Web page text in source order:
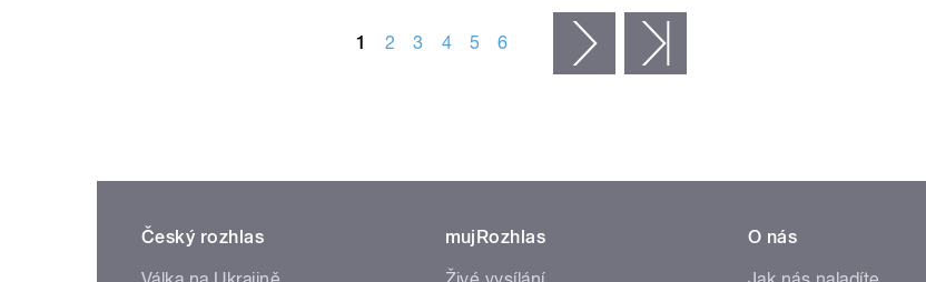
1 2 3 4 5 6 následující ›
Český rozhlas
mujRozhlas
O nás